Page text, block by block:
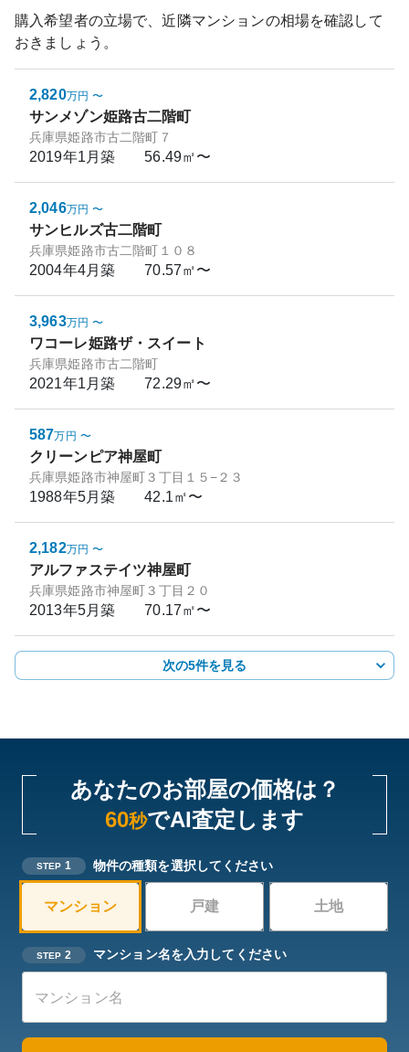
購入希望者の立場で、近隣マンションの相場を確認して
おきましょう。
2,820万円 〜
サンメゾン姫路古二階町
兵庫県姫路市古二階町７
2019年1月築 56.49㎡〜
2,046万円 〜
サンヒルズ古二階町
兵庫県姫路市古二階町１０８
2004年4月築 70.57㎡〜
3,963万円 〜
ワコーレ姫路ザ・スイート
兵庫県姫路市古二階町
2021年1月築 72.29㎡〜
587万円 〜
クリーンピア神屋町
兵庫県姫路市神屋町３丁目１５−２３
1988年5月築 42.1㎡〜
2,182万円 〜
アルファステイツ神屋町
兵庫県姫路市神屋町３丁目２０
2013年5月築 70.17㎡〜
次の5件を見る
あなたのお部屋の価格は？
60秒でAI査定します
STEP 1 物件の種類を選択してください
マンション 戸建 土地
STEP 2 マンション名を入力してください